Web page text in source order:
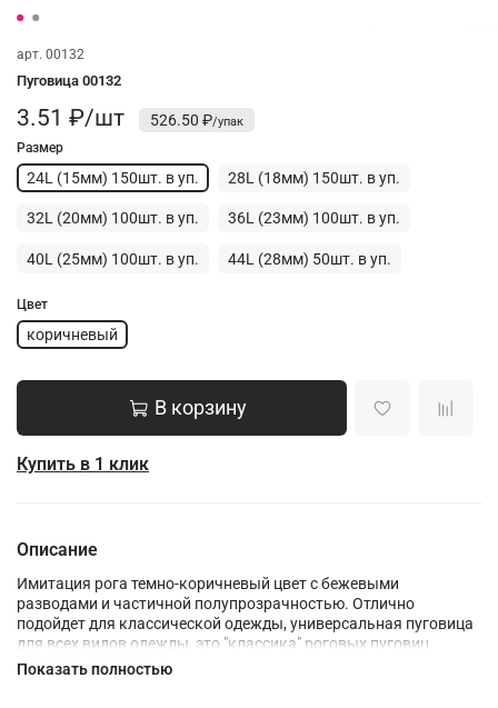
арт. 00132
Пуговица 00132
3.51 ₽/шт 526.50 ₽
Размер
24L (15мм) 150шт. в уп. 28L (18мм) 150шт. в уп.
32L (20мм) 100шт. в уп. 36L (23мм) 100шт. в уп.
40L (25мм) 100шт. в уп. 44L (28мм) 50шт. в уп.
Цвет
коричневый
В корзину
Купить в 1 клик
Описание
Имитация рога темно-коричневый цвет с бежевыми
разводами и частичной полупрозрачностью. Отлично
подойдет для классической одежды, универсальная пуговица
для всех видов одежды, это "классика" роговых пуговиц,
"ляжет" на практически любую ткань.
Показать полностью